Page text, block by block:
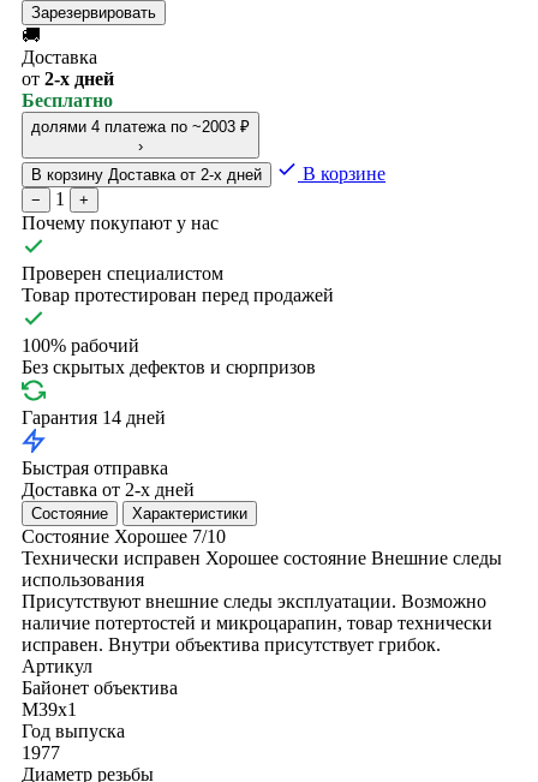
Зарезервировать
🚚
Доставка
от 2-х дней
Бесплатно
долями 4 платежа по ~2003 ₽
›
В корзину Доставка от 2-х дней В корзине
− 1 +
Почему покупают у нас
Проверен специалистом
Товар протестирован перед продажей
100% рабочий
Без скрытых дефектов и сюрпризов
Гарантия 14 дней
Быстрая отправка
Доставка от 2-х дней
Состояние Характеристики
Состояние Хорошее 7/10
Технически исправен Хорошее состояние Внешние следы
использования
Присутствуют внешние следы эксплуатации. Возможно
наличие потертостей и микроцарапин, товар технически
исправен. Внутри объектива присутствует грибок.
Артикул
Байонет объектива
M39x1
Год выпуска
1977
Диаметр резьбы